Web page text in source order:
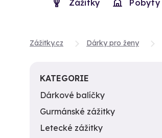
Zážitky Pobyty
Zážitky.cz Dárky pro ženy
KATEGORIE
Dárkové balíčky
Gurmánské zážitky
Letecké zážitky